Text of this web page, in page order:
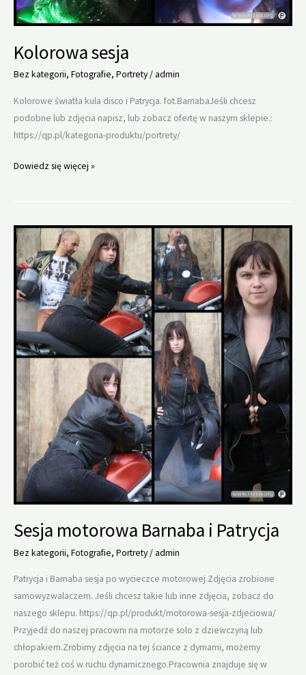
Kolorowa sesja
Bez kategorii, Fotografie, Portrety/admin
Kolorowe światła kula disco i Patrycja. fot.BarnabaJeśli chcesz
podobne lub zdjęcia napisz, lub zobacz ofertę w naszym sklepie.:
https://qp.pl/kategoria-produktu/portrety/
Kolorowa
Dowiedz się więcej »
Sesja motorowa Barnaba i Patrycja
Bez kategorii, Fotografie, Portrety/admin
Patrycja i Barnaba sesja po wycieczce motorowej.Zdjęcia zrobione
samowyzwalaczem. Jeśli chcesz takie lub inne zdjęcia, zobacz do
naszego sklepu. https://qp.pl/produkt/motorowa-sesja-zdjeciowa/
Przyjedź do naszej pracowni na motorze solo z dziewczyną lub
chłopakiem.Zrobimy zdjęcia na tej ściance z dymami, możemy
porobić też coś w ruchu dynamicznego.Pracownia znajduje się w